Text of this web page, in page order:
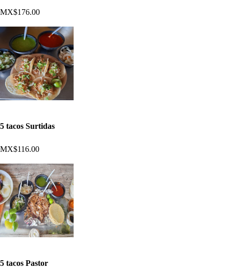
MX$176.00
5 tacos Surtidas
MX$116.00
5 tacos Pastor